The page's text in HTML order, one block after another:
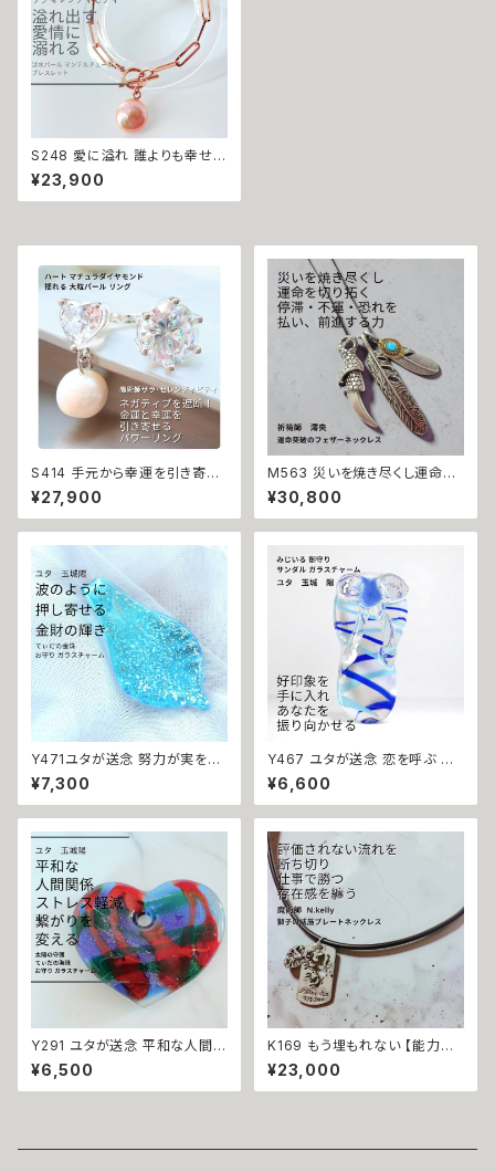
S248 愛に溢れ 誰よりも幸せに
価値のある人生へ 子宝 淡水パ
ール マンテルチェーン ブレスレ
ット サラ・セレンディピティ 縁結
¥23,900
S414 手元から幸運を引き寄
せ、金運・財運をアップ 運命を変
える輝き ハート マチュラダイヤ
モンド 揺れる 大粒パール リン
生業守護 ウィッカの魔法 ゴール
ド 金運 財運 開運 運気アップ
幸運 召致 潜在能力 活性 幸運
期 魔術 魔法 おまじない 白魔法
強力 アクセサリー パワーストー
ン
¥27,900
M563 災いを焼き尽くし運命を
切り拓く 停滞・不運・恐れを払拭
天手力男命 ミラクルフェザー ロ
ングネックレス 祈祷 羽 羽根 ユ
央 パワー 高次元 エネルギー 開
運 厄除け 厄払い 厄祓い 縁切り
開運 強運 本物 お守り 護符 強
力 フェザー
¥30,800
Y471ユタが送念 努力が実を結
ぶ 財運が上向く 海の守護 てぃ
だの金珠 お守り ガラスチャーム
占い 祈祷 送念 金運 財運 開運
縄 強さ ネイチャーパワー ペン
ダントトップ BLUE
¥7,300
Y467 ユタが送念 恋を呼ぶ ビ
ーチサンダル 印象チェンジで恋
が始まる みじいる 御守り サン
ダル ガラスチャーム 片思い 開
エネルギー 祈祷師 ユタ 占い 送
念 恋愛運 失恋 リセット
¥6,600
Y291 ユタが送念 平和な人間関
係 ストレス軽減 繋がりを変える
太陽の守護 てぃだの海珠 お守
り ガラスチャーム 人間関係 悩
タ 占い お守り 人間関係 開運
¥6,500
K169 もう埋もれない 【能力開
花 名声 財力 精神力 判断力】仕
事運を覚醒させる 獅子の威厳
と勝者のカリスマ コードチョー
メンズ ライオン プレート ドッグ
¥23,000